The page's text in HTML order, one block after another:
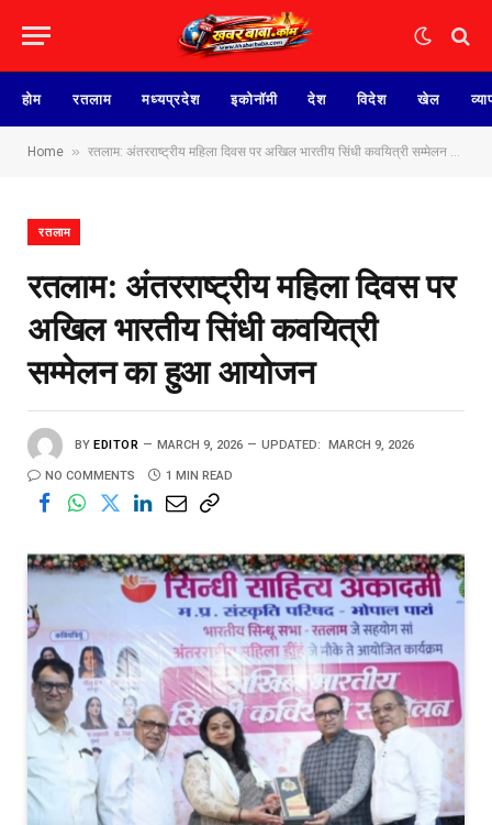
होम रतलाम मध्यप्रदेश इकोनॉमी देश विदेश खेल
Home » रतलाम: अंतरराष्ट्रीय महिला दिवस पर अखिल भारतीय सिंधी कवयित्री सम्मेलन का हुआ आयोजन
रतलाम
रतलाम: अंतरराष्ट्रीय महिला दिवस पर
अखिल भारतीय सिंधी कवयित्री
सम्मेलन का हुआ आयोजन
BY EDITOR MARCH 9, 2026 UPDATED: MARCH 9, 2026
NO COMMENTS 1 MIN READ